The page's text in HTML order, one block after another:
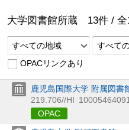
大学図書館所蔵 13件 / 全
すべての地域
すべて
OPACリンクあり
鹿児島国際大学 附属図書
219.706//HI 10005464091
OPAC